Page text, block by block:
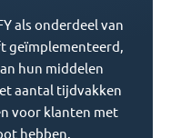
als onderdeel van
geïmplementeerd,
hun middelen
aantal tijdvakken
voor klanten met
hebben.